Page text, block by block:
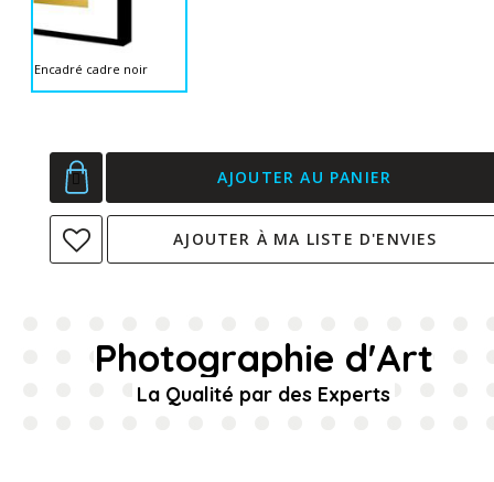
Encadré cadre noir
AJOUTER AU PANIER
AJOUTER À MA LISTE D'ENVIES
Photographie d'Art
La Qualité par des Experts